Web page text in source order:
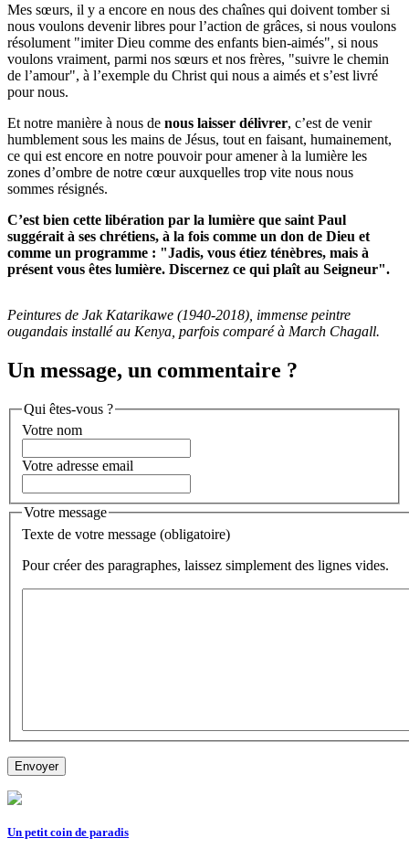
Mes sœurs, il y a encore en nous des chaînes qui doivent tomber si
nous voulons devenir libres pour l’action de grâces, si nous voulons
résolument "imiter Dieu comme des enfants bien-aimés", si nous
voulons vraiment, parmi nos sœurs et nos frères, "suivre le chemin
de l’amour", à l’exemple du Christ qui nous a aimés et s’est livré
pour nous.
Et notre manière à nous de nous laisser délivrer, c’est de venir
humblement sous les mains de Jésus, tout en faisant, humainement,
ce qui est encore en notre pouvoir pour amener à la lumière les
zones d’ombre de notre cœur auxquelles trop vite nous nous
sommes résignés.
C’est bien cette libération par la lumière que saint Paul
suggérait à ses chrétiens, à la fois comme un don de Dieu et
comme un programme : "Jadis, vous étiez ténèbres, mais à
présent vous êtes lumière. Discernez ce qui plaît au Seigneur".
Peintures de Jak Katarikawe (1940-2018), immense peintre
ougandais installé au Kenya, parfois comparé à March Chagall.
Un message, un commentaire ?
Qui êtes-vous ?
Votre nom
Votre adresse email
Votre message
Texte de votre message (obligatoire)
Pour créer des paragraphes, laissez simplement des lignes vides.
Un petit coin de paradis